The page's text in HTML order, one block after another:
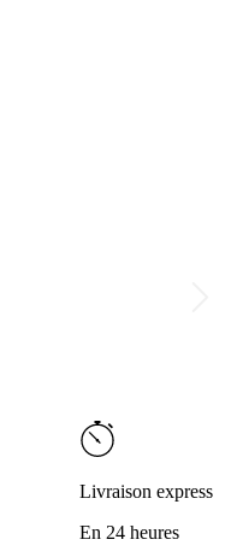
Livraison express
En 24 heures